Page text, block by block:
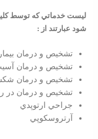
ليست خدماتي كه توسط
شود عبارتند از :
تشخيص و درمان
تشخيص و درمان
تشخيص و درمان
تشخيص و درمان در
جراحي ارتوپدي
آرتروسكوپي